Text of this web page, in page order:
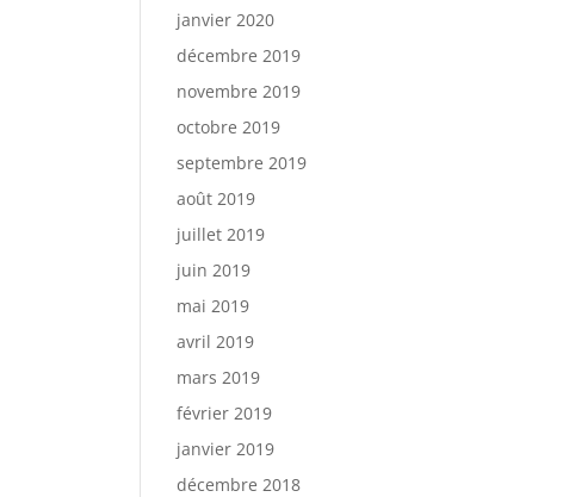
janvier 2020
décembre 2019
novembre 2019
octobre 2019
septembre 2019
août 2019
juillet 2019
juin 2019
mai 2019
avril 2019
mars 2019
février 2019
janvier 2019
décembre 2018